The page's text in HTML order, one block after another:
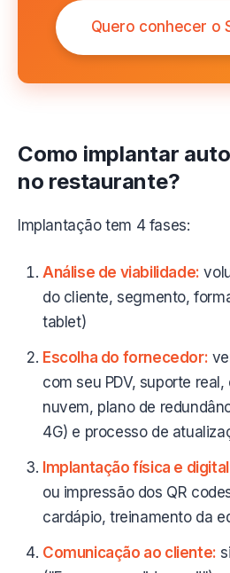
Quero conhecer o
Como implantar
no restaurante?
Implantação tem 4 fases:
Análise de viabilidade:
do cliente, segmento,
tablet)
Escolha do fornecedor:
com seu PDV, suporte
nuvem, plano de
4G) e processo de
Implantação física e
ou impressão dos QR
cardápio, treinamento da
Comunicação ao cliente: